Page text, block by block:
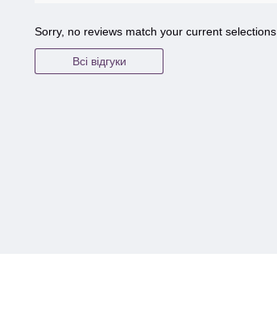
Sorry, no reviews match your current selections
Всі відгуки